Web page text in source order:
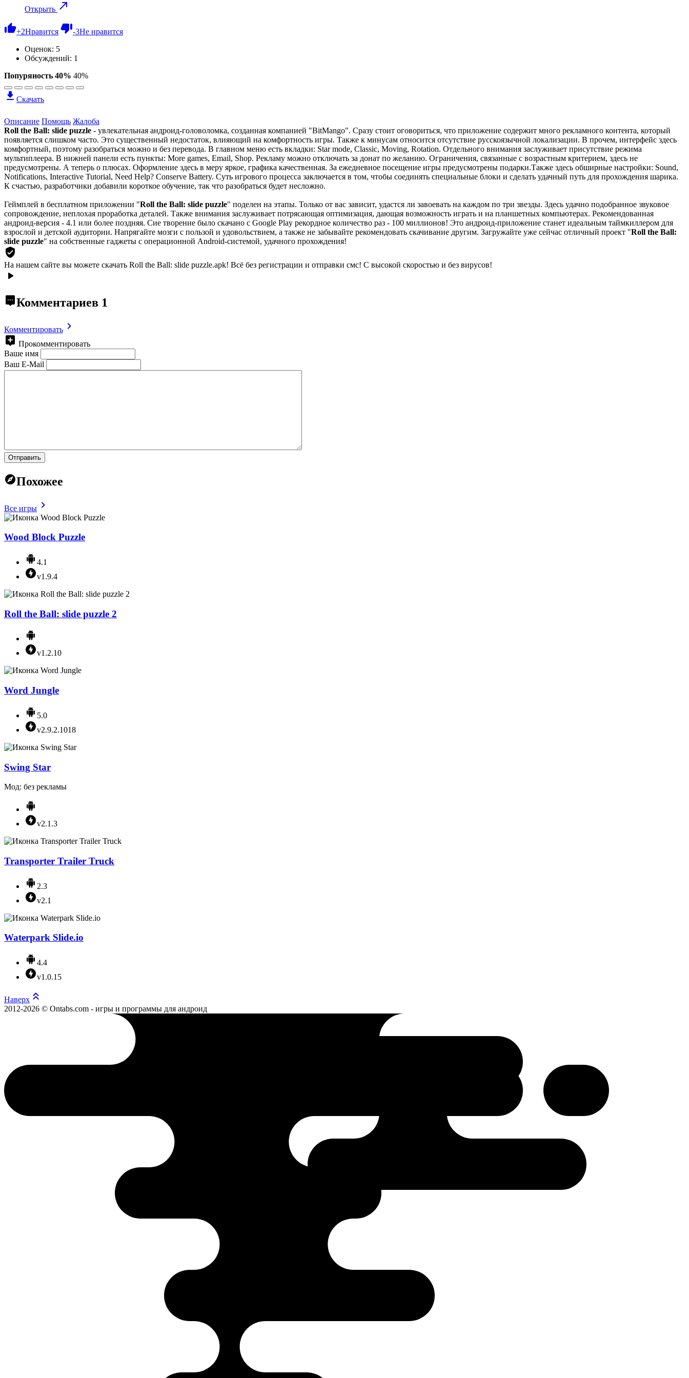
Открыть
+2Нравится -3Не нравится
Оценок: 5
Обсуждений: 1
Попуряность 40% 40%
Скачать
Описание Помощь Жалоба
Roll the Ball: slide puzzle - увлекательная андроид-головоломка, созданная компанией "BitMango". Сразу стоит оговориться, что приложение содержит много рекламного контента, который
появляется слишком часто. Это существенный недостаток, влияющий на комфортность игры. Также к минусам относится отсутствие русскоязычной локализации. В прочем, интерфейс здесь
комфортный, поэтому разобраться можно и без перевода. В главном меню есть вкладки: Star mode, Classic, Moving, Rotation. Отдельного внимания заслуживает присутствие режима
мультиплеера. В нижней панели есть пункты: More games, Email, Shop. Рекламу можно отключать за донат по желанию. Ограничения, связанные с возрастным критерием, здесь не
предусмотрены. А теперь о плюсах. Оформление здесь в меру яркое, графика качественная. За ежедневное посещение игры предусмотрены подарки.Также здесь обширные настройки: Sound,
Notifications, Interactive Tutorial, Need Help? Conserve Battery. Суть игрового процесса заключается в том, чтобы соединять специальные блоки и сделать удачный путь для прохождения шарика.
К счастью, разработчики добавили короткое обучение, так что разобраться будет несложно.
Геймплей в бесплатном приложении "Roll the Ball: slide puzzle" поделен на этапы. Только от вас зависит, удастся ли завоевать на каждом по три звезды. Здесь удачно подобранное звуковое
сопровождение, неплохая проработка деталей. Также внимания заслуживает потрясающая оптимизация, дающая возможность играть и на планшетных компьютерах. Рекомендованная
андроид-версия - 4.1 или более поздняя. Сие творение было скачано с Google Play рекордное количество раз - 100 миллионов! Это андроид-приложение станет идеальным таймкиллером для
взрослой и детской аудитории. Напрягайте мозги с пользой и удовольствием, а также не забывайте рекомендовать скачивание другим. Загружайте уже сейчас отличный проект "Roll the Ball:
slide puzzle" на собственные гаджеты с операционной Android-системой, удачного прохождения!
На нашем сайте вы можете скачать Roll the Ball: slide puzzle.apk! Всё без регистрации и отправки смс! С высокой скоростью и без вирусов!
Комментариев 1
Комментировать
Прокомментировать
Ваше имя
Ваш E-Mail
Отправить
Похожее
Все игры
Wood Block Puzzle
4.1
v1.9.4
Roll the Ball: slide puzzle 2
v1.2.10
Word Jungle
5.0
v2.9.2.1018
Swing Star
Мод: без рекламы
v2.1.3
Transporter Trailer Truck
2.3
v2.1
Waterpark Slide.io
4.4
v1.0.15
Наверх
2012-2026 © Ontabs.com - игры и программы для андроид